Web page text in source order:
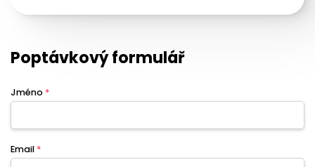
Poptávkový formulář
Jméno *
Email *